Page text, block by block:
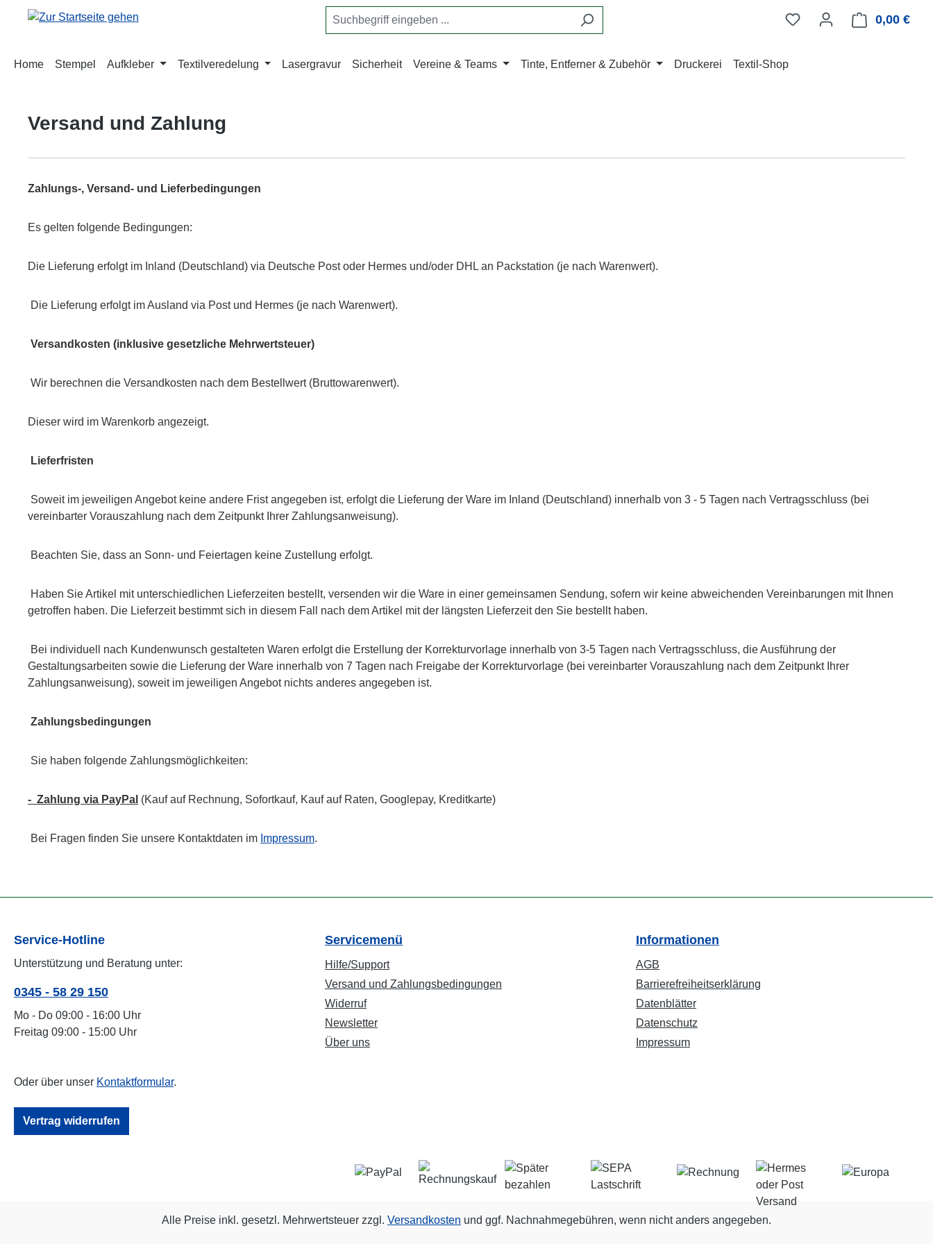
Hauptinhalt springen
Zur Suche springen
Zur Hauptnavigation springen 0,00 €
Home Stempel Aufkleber Textilveredelung Lasergravur Sicherheit Vereine & Teams Tinte, Entferner & Zubehör Druckerei Textil-Shop
Versand und Zahlung
Zahlungs-, Versand- und Lieferbedingungen
Es gelten folgende Bedingungen:
Die Lieferung erfolgt im Inland (Deutschland) via Deutsche Post oder Hermes und/oder DHL an Packstation (je nach Warenwert).
Die Lieferung erfolgt im Ausland via Post und Hermes (je nach Warenwert).
Versandkosten (inklusive gesetzliche Mehrwertsteuer)
Wir berechnen die Versandkosten nach dem Bestellwert (Bruttowarenwert).
Dieser wird im Warenkorb angezeigt.
Lieferfristen
Soweit im jeweiligen Angebot keine andere Frist angegeben ist, erfolgt die Lieferung der Ware im Inland (Deutschland) innerhalb von 3 - 5 Tagen nach Vertragsschluss (bei
vereinbarter Vorauszahlung nach dem Zeitpunkt Ihrer Zahlungsanweisung).
Beachten Sie, dass an Sonn- und Feiertagen keine Zustellung erfolgt.
Haben Sie Artikel mit unterschiedlichen Lieferzeiten bestellt, versenden wir die Ware in einer gemeinsamen Sendung, sofern wir keine abweichenden Vereinbarungen mit Ihnen
getroffen haben. Die Lieferzeit bestimmt sich in diesem Fall nach dem Artikel mit der längsten Lieferzeit den Sie bestellt haben.
Bei individuell nach Kundenwunsch gestalteten Waren erfolgt die Erstellung der Korrekturvorlage innerhalb von 3-5 Tagen nach Vertragsschluss, die Ausführung der
Gestaltungsarbeiten sowie die Lieferung der Ware innerhalb von 7 Tagen nach Freigabe der Korrekturvorlage (bei vereinbarter Vorauszahlung nach dem Zeitpunkt Ihrer
Zahlungsanweisung), soweit im jeweiligen Angebot nichts anderes angegeben ist.
Zahlungsbedingungen
Sie haben folgende Zahlungsmöglichkeiten:
- Zahlung via PayPal (Kauf auf Rechnung, Sofortkauf, Kauf auf Raten, Googlepay, Kreditkarte)
Bei Fragen finden Sie unsere Kontaktdaten im Impressum.
Service-Hotline
Unterstützung und Beratung unter:
0345 - 58 29 150
Mo - Do 09:00 - 16:00 Uhr
Freitag 09:00 - 15:00 Uhr
Oder über unser Kontaktformular.
Vertrag widerrufen
Servicemenü
Hilfe/Support
Versand und Zahlungsbedingungen
Widerruf
Newsletter
Über uns
Informationen
AGB
Barrierefreiheitserklärung
Datenblätter
Datenschutz
Impressum
Alle Preise inkl. gesetzl. Mehrwertsteuer zzgl. Versandkosten und ggf. Nachnahmegebühren, wenn nicht anders angegeben.